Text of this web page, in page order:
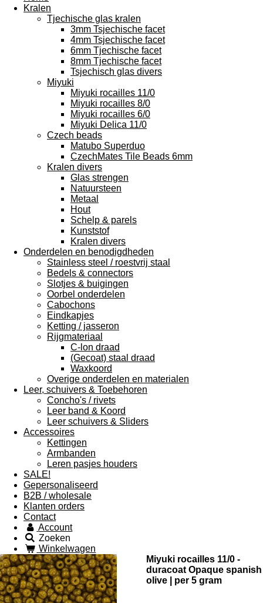
Kralen
Tjechische glas kralen
3mm Tsjechische facet
4mm Tsjechische facet
6mm Tjechische facet
8mm Tjechische facet
Tsjechisch glas divers
Miyuki
Miyuki rocailles 11/0
Miyuki rocailles 8/0
Miyuki rocailles 6/0
Miyuki Delica 11/0
Czech beads
Matubo Superduo
CzechMates Tile Beads 6mm
Kralen divers
Glas strengen
Natuursteen
Metaal
Hout
Schelp & parels
Kunststof
Kralen divers
Onderdelen en benodigdheden
Stainless steel / roestvrij staal
Bedels & connectors
Slotjes & buigingen
Oorbel onderdelen
Cabochons
Eindkapjes
Ketting / jasseron
Rijgmateriaal
C-lon draad
(Gecoat) staal draad
Waxkoord
Overige onderdelen en materialen
Leer, schuivers & Toebehoren
Concho's / rivets
Leer band & Koord
Leer schuivers & Sliders
Accessoires
Kettingen
Armbanden
Leren pasjes houders
SALE!
Gepersonaliseerd
B2B / wholesale
Klanten orders
Contact
Account
Zoeken
Winkelwagen
Miyuki rocailles 11/0 -
duracoat Opaque spanish
olive | per 5 gram